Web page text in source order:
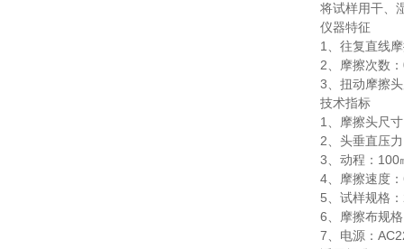
将试样用干、
仪器特征
1、往复直线
2、摩擦次数
3、扭动摩擦
技术指标
1、摩擦头尺
2、头垂直压
3、动程：100
4、摩擦速度
5、试样规格
6、摩擦布规
7、电源：